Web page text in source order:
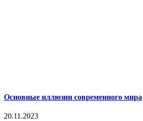
Основные иллюзии современного мира
20.11.2023